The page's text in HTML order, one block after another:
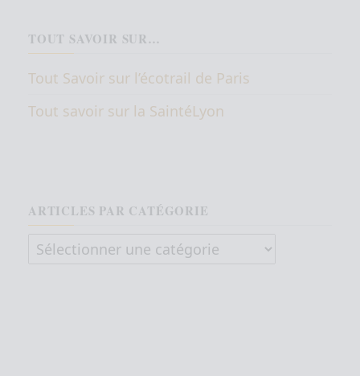
TOUT SAVOIR SUR…
Tout Savoir sur l’écotrail de Paris
Tout savoir sur la SaintéLyon
ARTICLES PAR CATÉGORIE
Articles par catégorie